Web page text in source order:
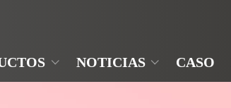
NOTICIAS CASO